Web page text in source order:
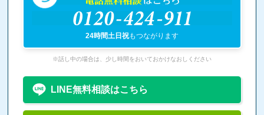
0120-424-911
24時間土日祝もつながります
※話し中の場合は、少し時間をおいておかけなおしください
LINE無料相談はこちら